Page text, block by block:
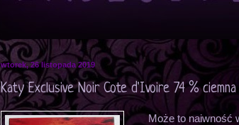
wtorek, 26 listopada 2019
Katy Exclusive Noir Cote d'Ivoire 74 %
Może to naiwność